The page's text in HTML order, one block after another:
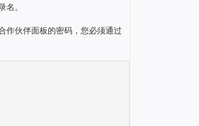
名。
作伙伴面板的密码，您必须通过